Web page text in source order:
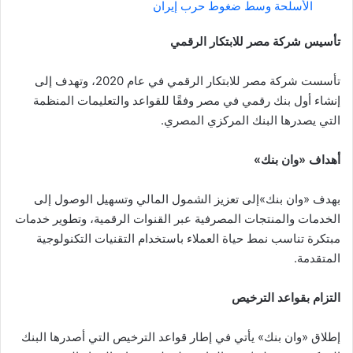
الأسلحة وسط ضغوط حرب إيران
تأسيس شركة مصر للابتكار الرقمي
تأسست شركة مصر للابتكار الرقمي في عام 2020، وتهدف إلى
إنشاء أول بنك رقمي في مصر وفقًا للقواعد والتعليمات المنظمة
التي يصدرها البنك المركزي المصري.
أهداف «وان بنك»
بهدف «وان بنك»إلى تعزيز الشمول المالي وتسهيل الوصول إلى
الخدمات والمنتجات المصرفية عبر القنوات الرقمية، وتطوير خدمات
مبتكرة تناسب نمط حياة العملاء باستخدام التقنيات التكنولوجية
المتقدمة.
التزام بقواعد الترخيص
إطلاق «وان بنك» يأتي في إطار قواعد الترخيص التي أصدرها البنك